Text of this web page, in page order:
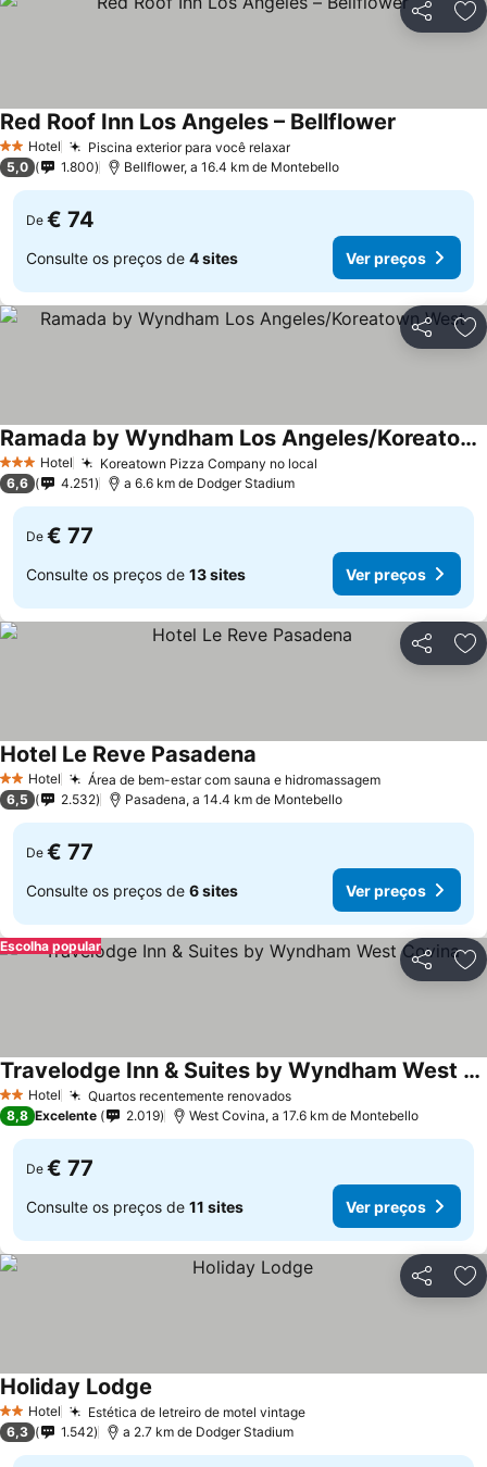
Partilhar
2 Estrelas
Hotel Piscina exterior para você relaxar
Red Roof Inn Los Angeles – Bellflower
5,0 1.800 Bellflower, a 16.4 km de Montebello
De € 74
Consulte os preços de 4 sites Ver preços
Partilhar
3 EstrelasHotel Koreatown Pizza Company no local
Ramada by Wyndham Los Angeles/Koreatown West
6,6 4.251 a 6.6 km de Dodger Stadium
De € 77
Consulte os preços de 13 sites Ver preços
Partilhar
2 Estrelas
Hotel Área de bem-estar com sauna e hidromassagem
Hotel Le Reve Pasadena
6,5 2.532 Pasadena, a 14.4 km de Montebello
De € 77
Consulte os preços de 6 sites Ver preços
Partilhar
Escolha popular
2 Estrelas
Hotel Quartos recentemente renovados
Travelodge Inn & Suites by Wyndham West Covina
8,8 Excelente 2.019 West Covina, a 17.6 km de Montebello
De € 77
Consulte os preços de 11 sites Ver preços
Partilhar
2 Estrelas
Hotel Estética de letreiro de motel vintage
Holiday Lodge
6,3 1.542 a 2.7 km de Dodger Stadium